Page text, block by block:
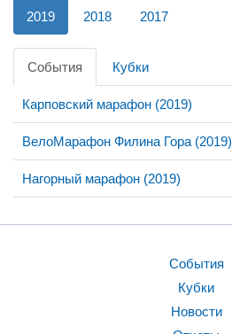
2019 2018 2017
События Кубки
Карповский марафон (2019)
ВелоМарафон Филина Гора (2019)
Нагорный марафон (2019)
События
Кубки
Новости